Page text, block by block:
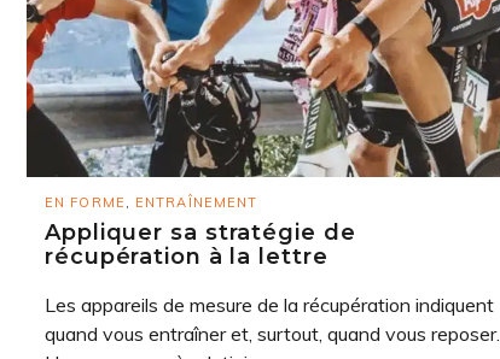
EN FORME , ENTRAÎNEMENT
Appliquer sa stratégie de
récupération à la lettre
Les appareils de mesure de la récupération indiquent
quand vous entraîner et, surtout, quand vous reposer.